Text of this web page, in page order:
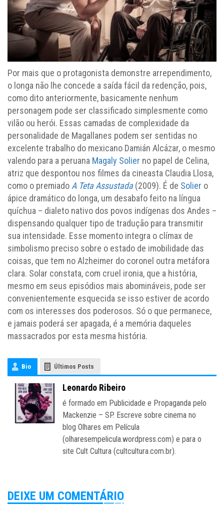
Por mais que o protagonista demonstre arrependimento,
o longa não lhe concede a saída fácil da redenção, pois,
como dito anteriormente, basicamente nenhum
personagem pode ser classificado simplesmente como
vilão ou herói. Essas camadas de complexidade da
personalidade de Magallanes podem ser sentidas no
excelente trabalho do mexicano Damián Alcázar, o mesmo
valendo para a peruana Magaly Solier no papel de Celina,
atriz que despontou nos filmes da cineasta Claudia Llosa,
como o premiado A Teta Assustada(2009). É de Solier o
ápice dramático do longa, um desabafo feito na língua
quíchua – dialeto nativo dos povos indígenas dos Andes –
dispensando qualquer tipo de tradução para transmitir
sua intensidade. Esse momento integra o clímax de
simbolismo preciso sobre o estado de imobilidade das
coisas, que tem no Alzheimer do coronel outra metáfora
clara. Solar constata, com cruel ironia, que a história,
mesmo em seus episódios mais abomináveis, pode ser
convenientemente esquecida se isso estiver de acordo
com os interesses dos poderosos. Só o que permanece,
e jamais poderá ser apagada, é a memória daqueles
massacrados por esta mesma história.
Bio Últimos Posts
Leonardo Ribeiro
é formado em Publicidade e Propaganda pelo
Mackenzie – SP. Escreve sobre cinema no
blog Olhares em Película
(olharesempelicula.wordpress.com) e para o
site Cult Cultura (cultcultura.com.br).
DEIXE UM COMENTÁRIO